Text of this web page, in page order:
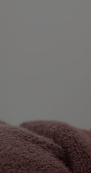
CONTACTE-
NOS